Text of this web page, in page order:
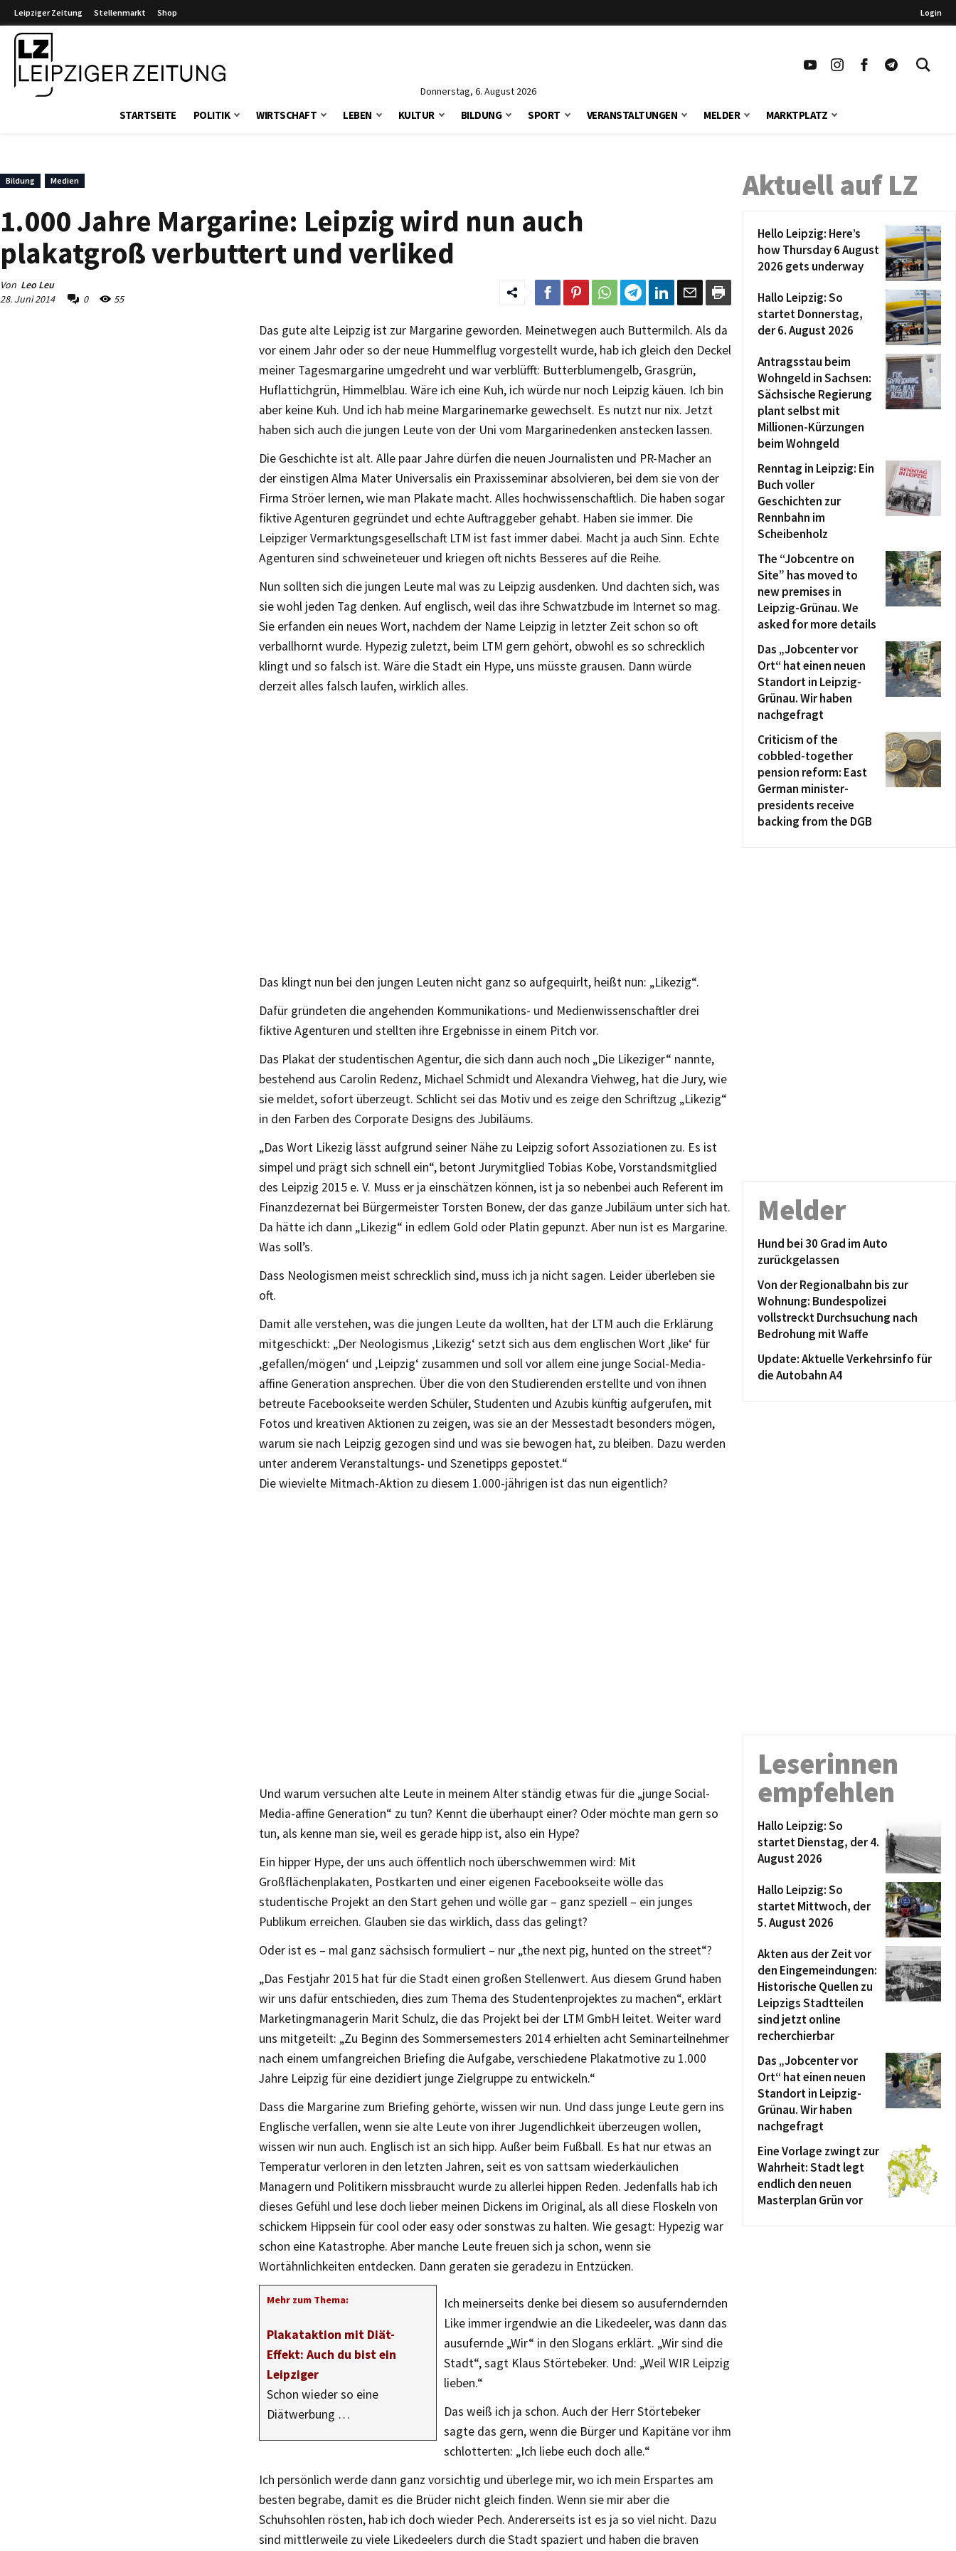
Leipziger Zeitung Stellenmarkt Shop Login
Donnerstag, 6. August 2026
STARTSEITE POLITIK WIRTSCHAFT LEBEN KULTUR BILDUNG SPORT VERANSTALTUNGEN MELDER MARKTPLATZ
Bildung Medien
1.000 Jahre Margarine: Leipzig wird nun auch
plakatgroß verbuttert und verliked
Von Leo Leu
28. Juni 2014
0 55
Das gute alte Leipzig ist zur Margarine geworden. Meinetwegen auch Buttermilch. Als da
vor einem Jahr oder so der neue Hummelflug vorgestellt wurde, hab ich gleich den Deckel
meiner Tagesmargarine umgedreht und war verblüfft: Butterblumengelb, Grasgrün,
Huflattichgrün, Himmelblau. Wäre ich eine Kuh, ich würde nur noch Leipzig käuen. Ich bin
aber keine Kuh. Und ich hab meine Margarinemarke gewechselt. Es nutzt nur nix. Jetzt
haben sich auch die jungen Leute von der Uni vom Margarinedenken anstecken lassen.
Die Geschichte ist alt. Alle paar Jahre dürfen die neuen Journalisten und PR-Macher an
der einstigen Alma Mater Universalis ein Praxisseminar absolvieren, bei dem sie von der
Firma Ströer lernen, wie man Plakate macht. Alles hochwissenschaftlich. Die haben sogar
fiktive Agenturen gegründet und echte Auftraggeber gehabt. Haben sie immer. Die
Leipziger Vermarktungsgesellschaft LTM ist fast immer dabei. Macht ja auch Sinn. Echte
Agenturen sind schweineteuer und kriegen oft nichts Besseres auf die Reihe.
Nun sollten sich die jungen Leute mal was zu Leipzig ausdenken. Und dachten sich, was
sie wohl jeden Tag denken. Auf englisch, weil das ihre Schwatzbude im Internet so mag.
Sie erfanden ein neues Wort, nachdem der Name Leipzig in letzter Zeit schon so oft
verballhornt wurde. Hypezig zuletzt, beim LTM gern gehört, obwohl es so schrecklich
klingt und so falsch ist. Wäre die Stadt ein Hype, uns müsste grausen. Dann würde
derzeit alles falsch laufen, wirklich alles.
Das klingt nun bei den jungen Leuten nicht ganz so aufgequirlt, heißt nun: „Likezig“.
Dafür gründeten die angehenden Kommunikations- und Medienwissenschaftler drei
fiktive Agenturen und stellten ihre Ergebnisse in einem Pitch vor.
Das Plakat der studentischen Agentur, die sich dann auch noch „Die Likeziger“ nannte,
bestehend aus Carolin Redenz, Michael Schmidt und Alexandra Viehweg, hat die Jury, wie
sie meldet, sofort überzeugt. Schlicht sei das Motiv und es zeige den Schriftzug „Likezig“
in den Farben des Corporate Designs des Jubiläums.
„Das Wort Likezig lässt aufgrund seiner Nähe zu Leipzig sofort Assoziationen zu. Es ist
simpel und prägt sich schnell ein“, betont Jurymitglied Tobias Kobe, Vorstandsmitglied
des Leipzig 2015 e. V. Muss er ja einschätzen können, ist ja so nebenbei auch Referent im
Finanzdezernat bei Bürgermeister Torsten Bonew, der das ganze Jubiläum unter sich hat.
Da hätte ich dann „Likezig“ in edlem Gold oder Platin gepunzt. Aber nun ist es Margarine.
Was soll’s.
Dass Neologismen meist schrecklich sind, muss ich ja nicht sagen. Leider überleben sie
oft.
Damit alle verstehen, was die jungen Leute da wollten, hat der LTM auch die Erklärung
mitgeschickt: „Der Neologismus ‚Likezig‘ setzt sich aus dem englischen Wort ‚like‘ für
‚gefallen/mögen‘ und ‚Leipzig‘ zusammen und soll vor allem eine junge Social-Media-
affine Generation ansprechen. Über die von den Studierenden erstellte und von ihnen
betreute Facebookseite werden Schüler, Studenten und Azubis künftig aufgerufen, mit
Fotos und kreativen Aktionen zu zeigen, was sie an der Messestadt besonders mögen,
warum sie nach Leipzig gezogen sind und was sie bewogen hat, zu bleiben. Dazu werden
unter anderem Veranstaltungs- und Szenetipps gepostet.“
Die wievielte Mitmach-Aktion zu diesem 1.000-jährigen ist das nun eigentlich?
Und warum versuchen alte Leute in meinem Alter ständig etwas für die „junge Social-
Media-affine Generation“ zu tun? Kennt die überhaupt einer? Oder möchte man gern so
tun, als kenne man sie, weil es gerade hipp ist, also ein Hype?
Ein hipper Hype, der uns auch öffentlich noch überschwemmen wird: Mit
Großflächenplakaten, Postkarten und einer eigenen Facebookseite wölle das
studentische Projekt an den Start gehen und wölle gar – ganz speziell – ein junges
Publikum erreichen. Glauben sie das wirklich, dass das gelingt?
Oder ist es – mal ganz sächsisch formuliert – nur „the next pig, hunted on the street“?
„Das Festjahr 2015 hat für die Stadt einen großen Stellenwert. Aus diesem Grund haben
wir uns dafür entschieden, dies zum Thema des Studentenprojektes zu machen“, erklärt
Marketingmanagerin Marit Schulz, die das Projekt bei der LTM GmbH leitet. Weiter ward
uns mitgeteilt: „Zu Beginn des Sommersemesters 2014 erhielten acht Seminarteilnehmer
nach einem umfangreichen Briefing die Aufgabe, verschiedene Plakatmotive zu 1.000
Jahre Leipzig für eine dezidiert junge Zielgruppe zu entwickeln.“
Dass die Margarine zum Briefing gehörte, wissen wir nun. Und dass junge Leute gern ins
Englische verfallen, wenn sie alte Leute von ihrer Jugendlichkeit überzeugen wollen,
wissen wir nun auch. Englisch ist an sich hipp. Außer beim Fußball. Es hat nur etwas an
Temperatur verloren in den letzten Jahren, seit es von sattsam wiederkäulichen
Managern und Politikern missbraucht wurde zu allerlei hippen Reden. Jedenfalls hab ich
dieses Gefühl und lese doch lieber meinen Dickens im Original, als all diese Floskeln von
schickem Hippsein für cool oder easy oder sonstwas zu halten. Wie gesagt: Hypezig war
schon eine Katastrophe. Aber manche Leute freuen sich ja schon, wenn sie
Wortähnlichkeiten entdecken. Dann geraten sie geradezu in Entzücken.
Mehr zum Thema:
Plakataktion mit Diät-
Effekt: Auch du bist ein
Leipziger
Schon wieder so eine
Diätwerbung …
Ich meinerseits denke bei diesem so ausuferndernden
Like immer irgendwie an die Likedeeler, was dann das
ausufernde „Wir“ in den Slogans erklärt. „Wir sind die
Stadt“, sagt Klaus Störtebeker. Und: „Weil WIR Leipzig
lieben.“
Das weiß ich ja schon. Auch der Herr Störtebeker
sagte das gern, wenn die Bürger und Kapitäne vor ihm
schlotterten: „Ich liebe euch doch alle.“
Ich persönlich werde dann ganz vorsichtig und überlege mir, wo ich mein Erspartes am
besten begrabe, damit es die Brüder nicht gleich finden. Wenn sie mir aber die
Schuhsohlen rösten, hab ich doch wieder Pech. Andererseits ist es ja so viel nicht. Dazu
sind mittlerweile zu viele Likedeelers durch die Stadt spaziert und haben die braven
Aktuell auf LZ
Hello Leipzig: Here’s
how Thursday 6 August
2026 gets underway
Hallo Leipzig: So
startet Donnerstag,
der 6. August 2026
Antragsstau beim
Wohngeld in Sachsen:
Sächsische Regierung
plant selbst mit
Millionen-Kürzungen
beim Wohngeld
Renntag in Leipzig: Ein
Buch voller
Geschichten zur
Rennbahn im
Scheibenholz
The “Jobcentre on
Site” has moved to
new premises in
Leipzig-Grünau. We
asked for more details
Das „Jobcenter vor
Ort“ hat einen neuen
Standort in Leipzig-
Grünau. Wir haben
nachgefragt
Criticism of the
cobbled-together
pension reform: East
German minister-
presidents receive
backing from the DGB
Melder
Hund bei 30 Grad im Auto
zurückgelassen
Von der Regionalbahn bis zur
Wohnung: Bundespolizei
vollstreckt Durchsuchung nach
Bedrohung mit Waffe
Update: Aktuelle Verkehrsinfo für
die Autobahn A4
Leserinnen
empfehlen
Hallo Leipzig: So
startet Dienstag, der 4.
August 2026
Hallo Leipzig: So
startet Mittwoch, der
5. August 2026
Akten aus der Zeit vor
den Eingemeindungen:
Historische Quellen zu
Leipzigs Stadtteilen
sind jetzt online
recherchierbar
Das „Jobcenter vor
Ort“ hat einen neuen
Standort in Leipzig-
Grünau. Wir haben
nachgefragt
Eine Vorlage zwingt zur
Wahrheit: Stadt legt
endlich den neuen
Masterplan Grün vor